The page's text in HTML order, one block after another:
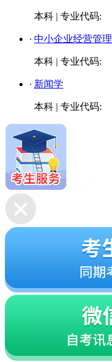
本科 | 专业代码:
· 中小企业经营管理
本科 | 专业代码:
· 新闻学
本科 | 专业代码: